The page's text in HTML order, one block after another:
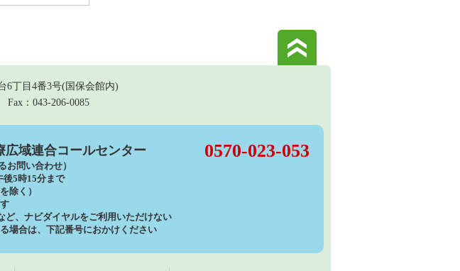
6丁目4番3号(国保会館内)
Fax：043-206-0085
広域連合コールセンター
お問い合わせ）
後5時15分まで
く）
ビダイヤルをご利用いただけない
は、下記番号におかけください
0570-023-053